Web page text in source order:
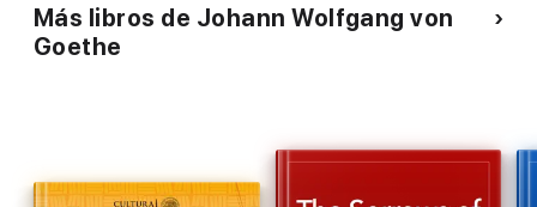
James Macpherson.
Más libros de Johann Wolfgang von
Goethe